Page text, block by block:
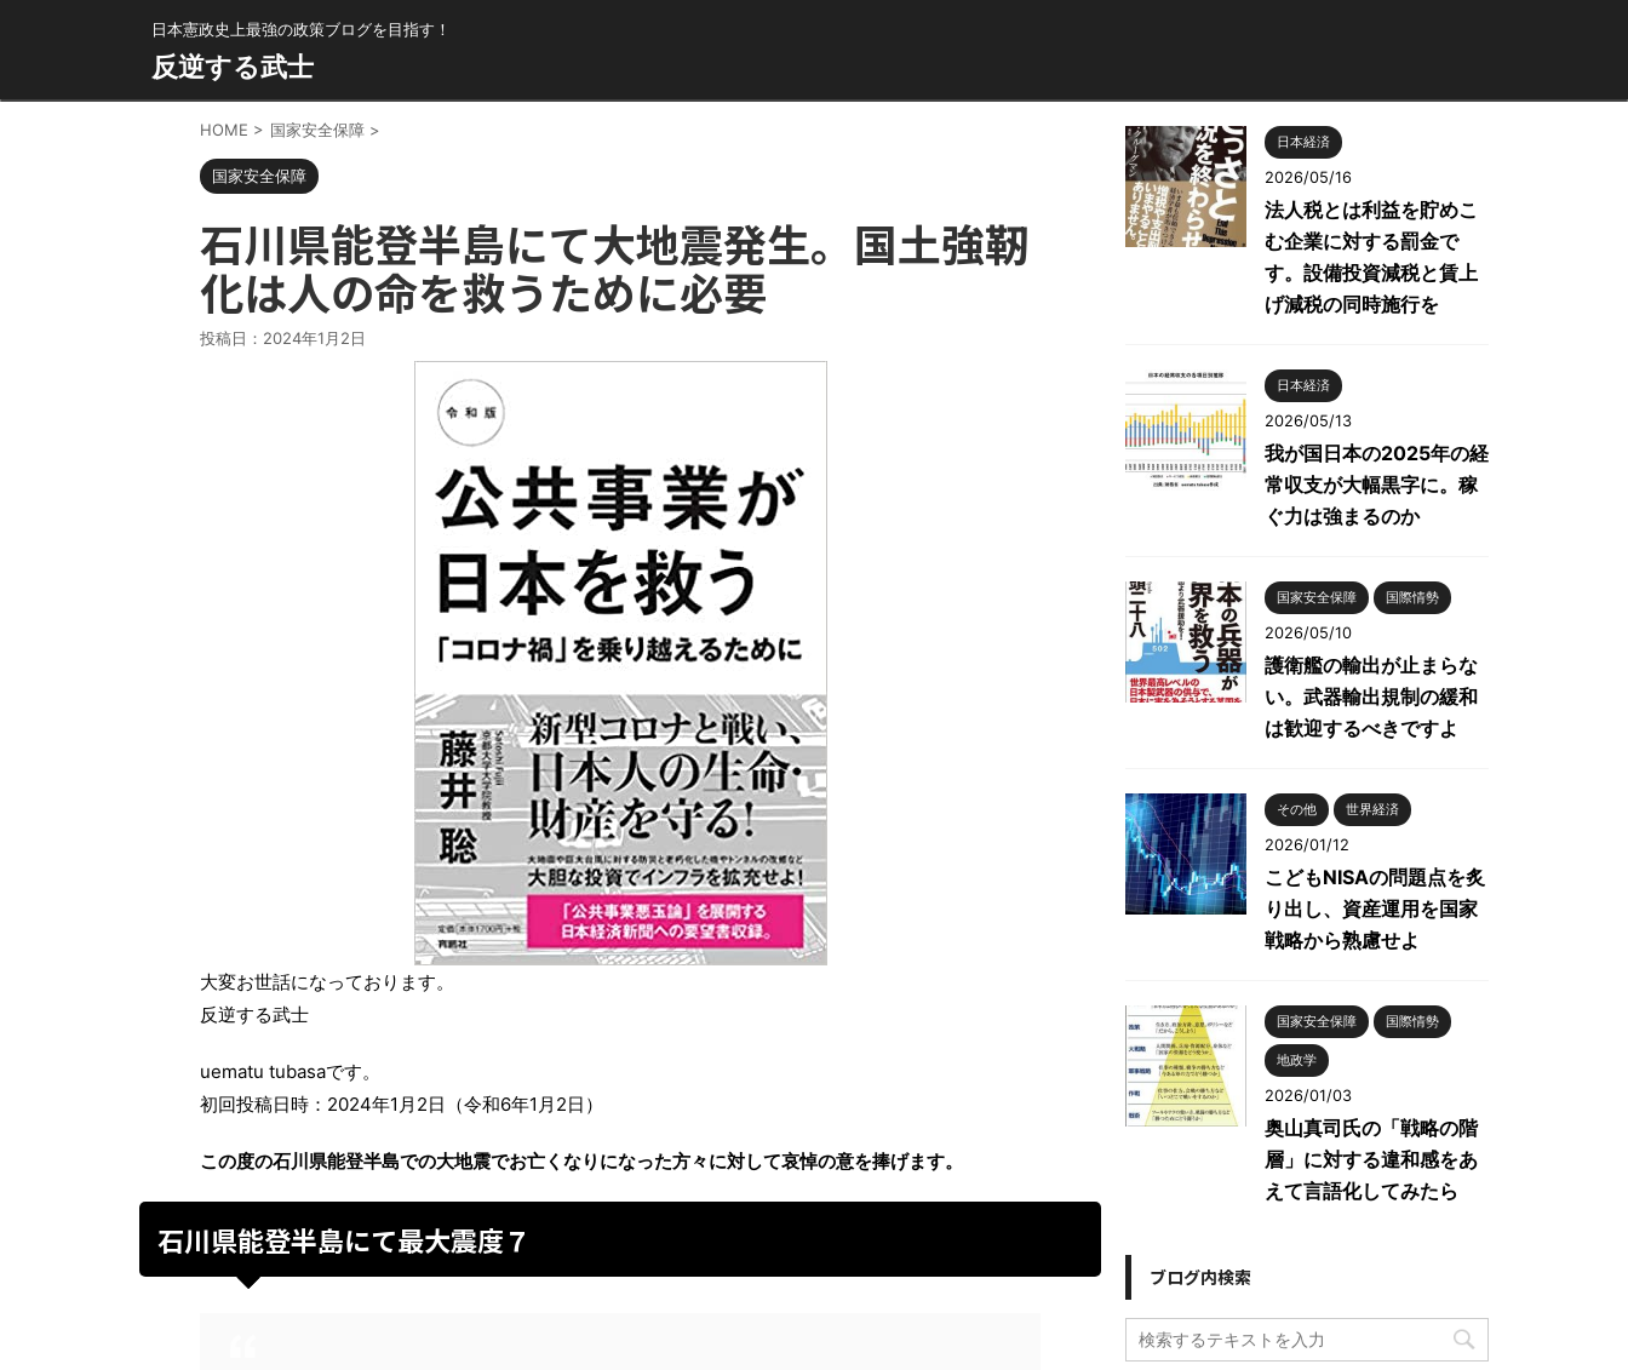
日本憲政史上最強の政策ブログを目指す！
反逆する武士
HOME > 国家安全保障 >
国家安全保障
石川県能登半島にて大地震発生。国土強靭
化は人の命を救うために必要
投稿日： 2024年1月2日
大変お世話になっております。
反逆する武士
uematu tubasaです。
初回投稿日時：2024年1月2日（令和6年1月2日）
この度の石川県能登半島での大地震でお亡くなりになった方々に対して哀悼の意を捧げます。
石川県能登半島にて最大震度７
日本経済
2026/05/16
法人税とは利益を貯めこ
む企業に対する罰金で
す。設備投資減税と賃上
げ減税の同時施行を
日本経済
2026/05/13
我が国日本の2025年の経
常収支が大幅黒字に。稼
ぐ力は強まるのか
国家安全保障 国際情勢
2026/05/10
護衛艦の輸出が止まらな
い。武器輸出規制の緩和
は歓迎するべきですよ
その他 世界経済
2026/01/12
こどもNISAの問題点を炙
り出し、資産運用を国家
戦略から熟慮せよ
国家安全保障 国際情勢
地政学
2026/01/03
奥山真司氏の「戦略の階
層」に対する違和感をあ
えて言語化してみたら
ブログ内検索